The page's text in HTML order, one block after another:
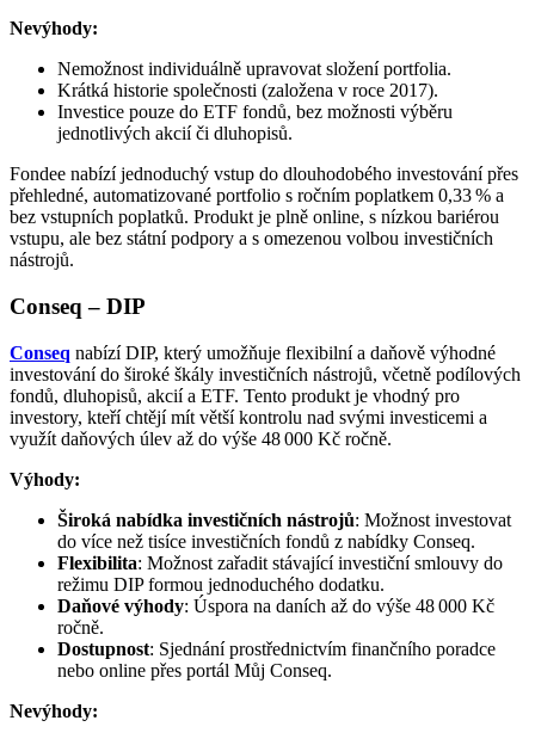
Nevýhody:
Nemožnost individuálně upravovat složení portfolia.
Krátká historie společnosti (založena v roce 2017).
Investice pouze do ETF fondů, bez možnosti výběru
jednotlivých akcií či dluhopisů.
Fondee nabízí jednoduchý vstup do dlouhodobého investování přes
přehledné, automatizované portfolio s ročním poplatkem 0,33 % a
bez vstupních poplatků. Produkt je plně online, s nízkou bariérou
vstupu, ale bez státní podpory a s omezenou volbou investičních
nástrojů.
Conseq – DIP
Conseq nabízí DIP, který umožňuje flexibilní a daňově výhodné
investování do široké škály investičních nástrojů, včetně podílových
fondů, dluhopisů, akcií a ETF. Tento produkt je vhodný pro
investory, kteří chtějí mít větší kontrolu nad svými investicemi a
využít daňových úlev až do výše 48 000 Kč ročně.​
Výhody:
Široká nabídka investičních nástrojů: Možnost investovat
do více než tisíce investičních fondů z nabídky Conseq.
Flexibilita: Možnost zařadit stávající investiční smlouvy do
režimu DIP formou jednoduchého dodatku.
Daňové výhody: Úspora na daních až do výše 48 000 Kč
ročně.
Dostupnost: Sjednání prostřednictvím finančního poradce
nebo online přes portál Můj Conseq.​
Nevýhody: